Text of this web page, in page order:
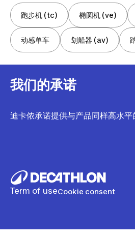
跑步机 (tc) 椭圆机 (ve)
动感单车 划船器 (av)
我们的承诺
迪卡侬承诺提供与产品同样高水平
Term of useCookie consent